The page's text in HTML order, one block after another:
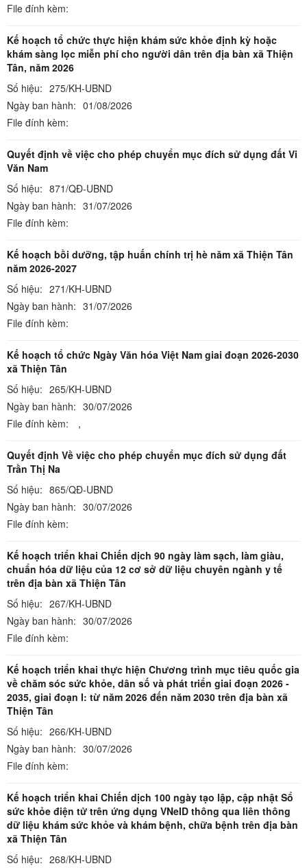
File đính kèm:
Kế hoạch tổ chức thực hiện khám sức khỏe định kỳ hoặc
khám sàng lọc miễn phí cho người dân trên địa bàn xã Thiện
Tân, năm 2026
Số hiệu: 275/KH-UBND
Ngày ban hành: 01/08/2026
File đính kèm:
Quyết định về việc cho phép chuyển mục đích sử dụng đất Vi
Văn Nam
Số hiệu: 871/QĐ-UBND
Ngày ban hành: 31/07/2026
File đính kèm:
Kế hoạch bồi dưỡng, tập huấn chính trị hè năm xã Thiện Tân
năm 2026-2027
Số hiệu: 271/KH-UBND
Ngày ban hành: 31/07/2026
File đính kèm:
Kế hoạch tổ chức Ngày Văn hóa Việt Nam giai đoạn 2026-2030
xã Thiện Tân
Số hiệu: 265/KH-UBND
Ngày ban hành: 30/07/2026
File đính kèm:
,
Quyết định Về việc cho phép chuyển mục đích sử dụng đất
Trần Thị Na
Số hiệu: 865/QĐ-UBND
Ngày ban hành: 30/07/2026
File đính kèm:
Kế hoạch triển khai Chiến dịch 90 ngày làm sạch, làm giàu,
chuẩn hóa dữ liệu của 12 cơ sở dữ liệu chuyên ngành y tế
trên địa bàn xã Thiện Tân
Số hiệu: 267/KH-UBND
Ngày ban hành: 30/07/2026
File đính kèm:
Kế hoạch triển khai thực hiện Chương trình mục tiêu quốc gia
về chăm sóc sức khỏe, dân số và phát triển giai đoạn 2026 -
2035, giai đoạn I: từ năm 2026 đến năm 2030 trên địa bàn xã
Thiện Tân
Số hiệu: 266/KH-UBND
Ngày ban hành: 30/07/2026
File đính kèm:
Kế hoạch triển khai Chiến dịch 100 ngày tạo lập, cập nhật Sổ
sức khỏe điện tử trên ứng dụng VNeID thông qua liên thông
dữ liệu khám sức khỏe và khám bệnh, chữa bệnh trên địa bàn
xã Thiện Tân
Số hiệu: 268/KH-UBND